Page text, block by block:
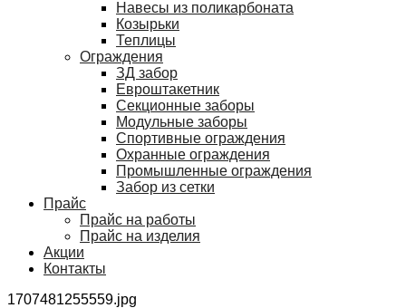
Навесы из поликарбоната
Козырьки
Теплицы
Ограждения
ЗД забор
Евроштакетник
Секционные заборы
Модульные заборы
Спортивные ограждения
Охранные ограждения
Промышленные ограждения
Забор из сетки
Прайс
Прайс на работы
Прайс на изделия
Акции
Контакты
1707481255559.jpg